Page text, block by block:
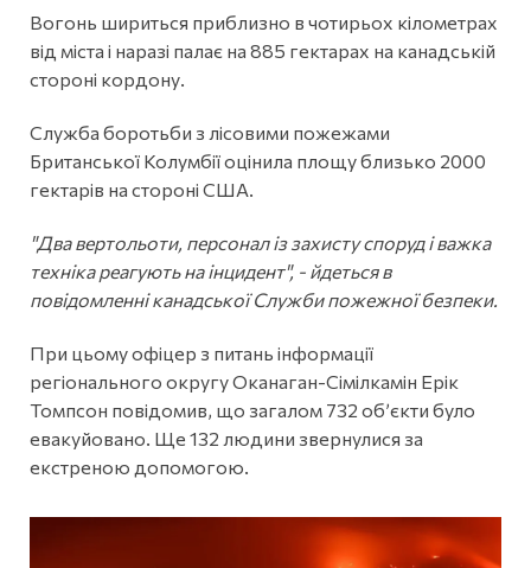
Вогонь шириться приблизно в чотирьох кілометрах
від міста і наразі палає на 885 гектарах на канадській
стороні кордону.
Служба боротьби з лісовими пожежами
Британської Колумбії оцінила площу близько 2000
гектарів на стороні США.
"Два вертольоти, персонал із захисту споруд і важка
техніка реагують на інцидент", - йдеться в
повідомленні канадської Служби пожежної безпеки.
При цьому офіцер з питань інформації
регіонального округу Оканаган-Сімілкамін Ерік
Томпсон повідомив, що загалом 732 об’єкти було
евакуйовано. Ще 132 людини звернулися за
екстреною допомогою.